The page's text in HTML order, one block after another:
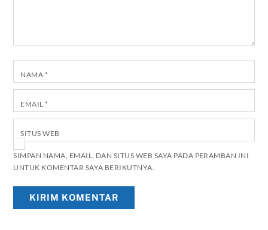
NAMA *
EMAIL *
SITUS WEB
SIMPAN NAMA, EMAIL, DAN SITUS WEB SAYA PADA PERAMBAN INI
UNTUK KOMENTAR SAYA BERIKUTNYA.